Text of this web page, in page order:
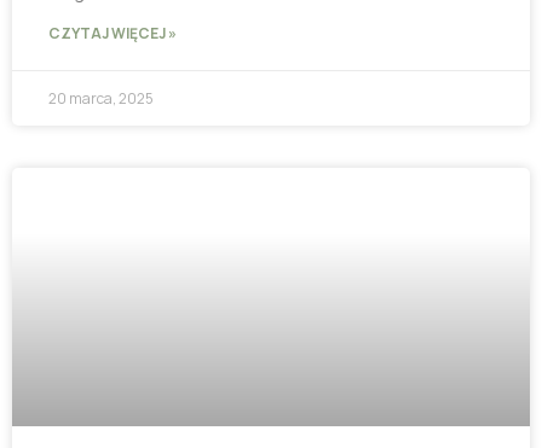
CZYTAJ WIĘCEJ »
20 marca, 2025